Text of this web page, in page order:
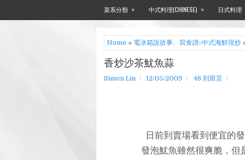
菜系分類 » 中式料理(CHINESE) » 日式料理
Home » 電冰箱說故事、寫食譜::中式海鮮現炒
香炒沙茶魷魚蒜
Simon Lin 12/05/2009 48 則留言
日前到賣場看到便宜的
發泡魷魚雖然很爽脆，但